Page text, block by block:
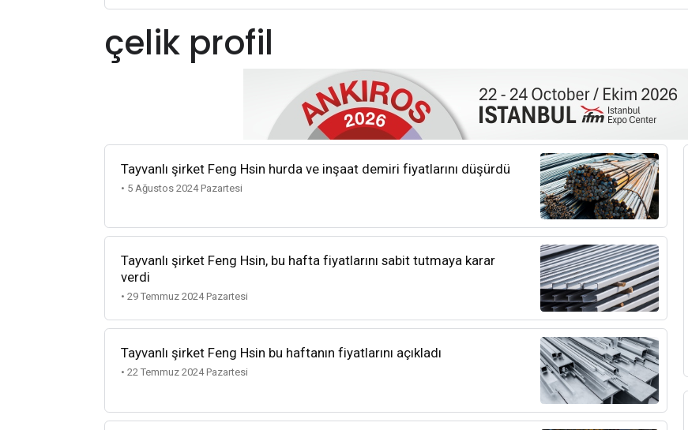
çelik profil
Tayvanlı şirket Feng Hsin hurda ve inşaat demiri fiyatlarını düşürdü
• 5 Ağustos 2024 Pazartesi
Tayvanlı şirket Feng Hsin, bu hafta fiyatlarını sabit tutmaya karar
verdi
• 29 Temmuz 2024 Pazartesi
Tayvanlı şirket Feng Hsin bu haftanın fiyatlarını açıkladı
• 22 Temmuz 2024 Pazartesi